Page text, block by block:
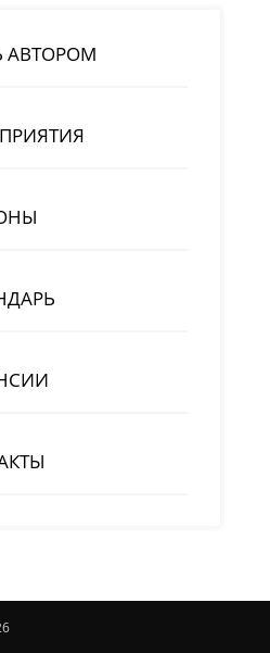
АВТОРОМ